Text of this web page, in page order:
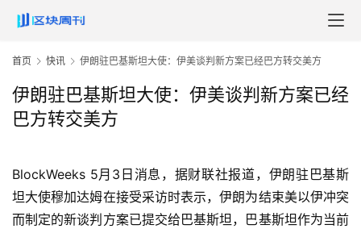
首页 快讯 伊朗驻巴基斯坦大使：伊美谈判新方案已经巴方转交美方
伊朗驻巴基斯坦大使：伊美谈判新方案已经
巴方转交美方
BlockWeeks 5月3日消息，据财联社报道，伊朗驻巴基斯
坦大使穆加达姆在接受采访时表示，伊朗为结束美以伊冲突
而制定的新谈判方案已提交给巴基斯坦，巴基斯坦作为当前